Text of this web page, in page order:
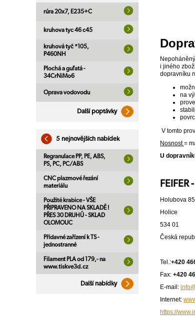
rúra 20x7, E235+C
kruhova tyc 46 c45
kruhová tyč *105,
P460NH
Plochá a guľatá -
34CrNiMo6
Oprava vodovodu
Další poptávky
5 nejnovějších nabídek
Regranulace PP, PE, ABS,
PS, PC, PC/ABS
CNC plazmové řezání
materiálu
Použité krabice - VŠE
PŘIPRAVENO NA SKLADĚ !
PŘES 30 DRUHŮ - SKLAD
OLOMOUC
Přídavné zařízení k TS -
jednostranné
Filament PLA od 179,- na
www.tiskve3d.cz
Další nabídky
i jiného
dopravníku
na
V tomto
Nosnost=
U
Holubova
Holice
534 01
Česká
Tel.:+420
Fax: +420
E-mail:
Internet:
https://